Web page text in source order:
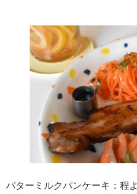
バターミルクパンケーキ：程